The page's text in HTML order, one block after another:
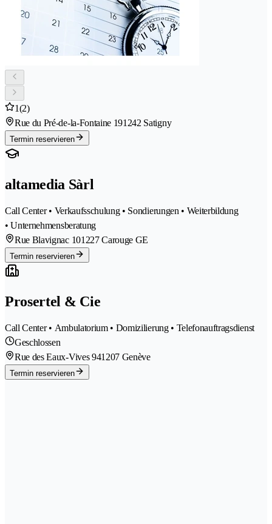
1(2)
Rue du Pré-de-la-Fontaine 191242 Satigny
Termin reservieren
altamedia Sàrl
Call Center • Verkaufsschulung • Sondierungen • Weiterbildung
• Unternehmensberatung
Rue Blavignac 101227 Carouge GE
Termin reservieren
Prosertel & Cie
Call Center • Ambulatorium • Domizilierung • Telefonauftragsdienst
Geschlossen
Rue des Eaux-Vives 941207 Genève
Termin reservieren